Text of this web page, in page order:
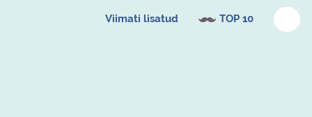
Viimati lisatud TOP 10